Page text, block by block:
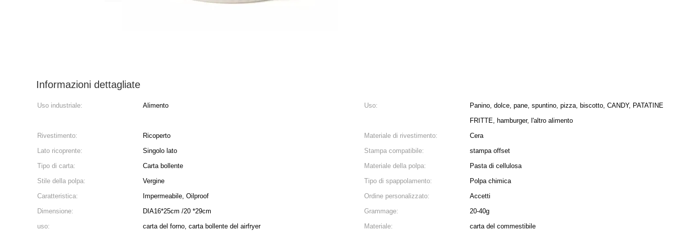
Informazioni dettagliate
Uso industriale: Alimento Uso:
Panino, dolce, pane, spuntino, pizza, biscotto, CANDY, PATATINE
FRITTE, hamburger, l'altro alimento
Rivestimento:
Ricoperto Materiale di rivestimento:
Cera
Lato ricoprente:
Singolo lato Stampa compatibile:
stampa offset
Tipo di carta:
Carta bollente Materiale della polpa:
Pasta di cellulosa
Stile della polpa:
Vergine Tipo di spappolamento:
Polpa chimica
Caratteristica:
Impermeabile, Oilproof Ordine personalizzato:
Accetti
Dimensione:
DIA16*25cm /20 *29cm Grammage:
20-40g
uso:
carta del forno, carta bollente del airfryer Materiale:
carta del commestibile